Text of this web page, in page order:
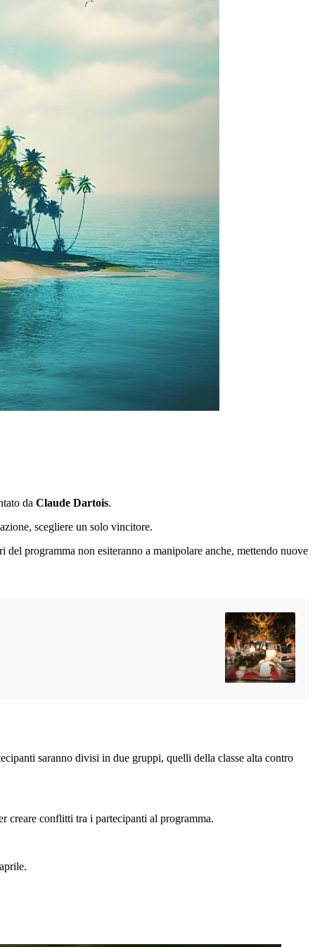
da Claude Dartois.
scegliere un solo vincitore.
del programma non esiteranno a manipolare anche, mettendo nuove
saranno divisi in due gruppi, quelli della classe alta contro
creare conflitti tra i partecipanti al programma.